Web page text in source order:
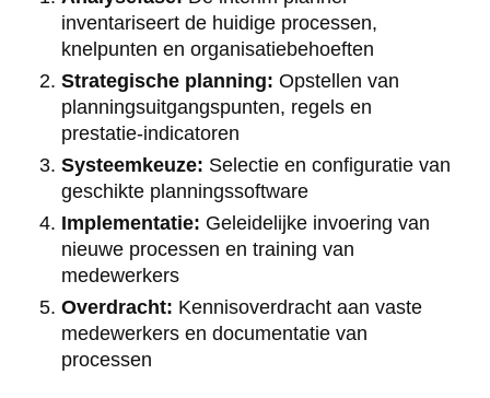
inventariseert de huidige processen,
knelpunten en organisatiebehoeften
Strategische planning: Opstellen van
planningsuitgangspunten, regels en
prestatie-indicatoren
Systeemkeuze: Selectie en configuratie van
geschikte planningssoftware
Implementatie: Geleidelijke invoering van
nieuwe processen en training van
medewerkers
Overdracht: Kennisoverdracht aan vaste
medewerkers en documentatie van
processen